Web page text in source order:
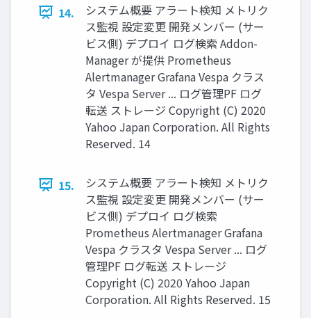
14.
システム概要 アラート検知 メトリク
ス監視 設定変更 開発メンバー (サー
ビス側) デプロイ ログ検索 Addon-
Manager が提供 Prometheus
Alertmanager Grafana Vespa クラス
タ Vespa Server ... ログ管理PF ログ
転送 ストレージ Copyright (C) 2020
Yahoo Japan Corporation. All Rights
Reserved. 14
15.
システム概要 アラート検知 メトリク
ス監視 設定変更 開発メンバー (サー
ビス側) デプロイ ログ検索
Prometheus Alertmanager Grafana
Vespa クラスタ Vespa Server ... ログ
管理PF ログ転送 ストレージ
Copyright (C) 2020 Yahoo Japan
Corporation. All Rights Reserved. 15